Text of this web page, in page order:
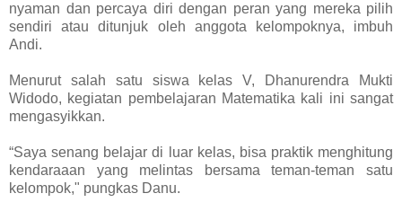
nyaman dan percaya diri dengan peran yang mereka pilih
sendiri atau ditunjuk oleh anggota kelompoknya, imbuh
Andi.
Menurut salah satu siswa kelas V, Dhanurendra Mukti
Widodo, kegiatan pembelajaran Matematika kali ini sangat
mengasyikkan.
“Saya senang belajar di luar kelas, bisa praktik menghitung
kendaraaan yang melintas bersama teman-teman satu
kelompok," pungkas Danu.